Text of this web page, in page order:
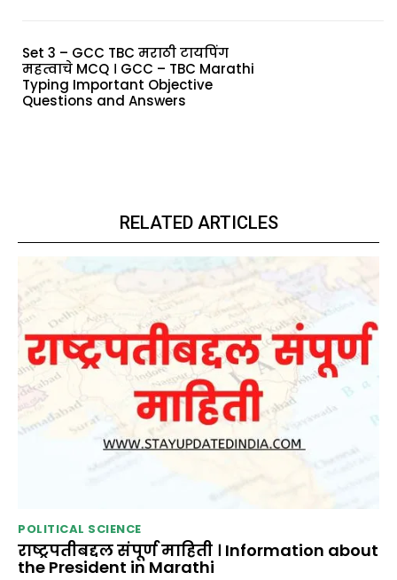
Set 3 – GCC TBC मराठी टायपिंग
महत्वाचे MCQ । GCC – TBC Marathi
Typing Important Objective
Questions and Answers
RELATED ARTICLES
POLITICAL SCIENCE
राष्ट्रपतीबद्दल संपूर्ण माहिती । Information about
the President in Marathi